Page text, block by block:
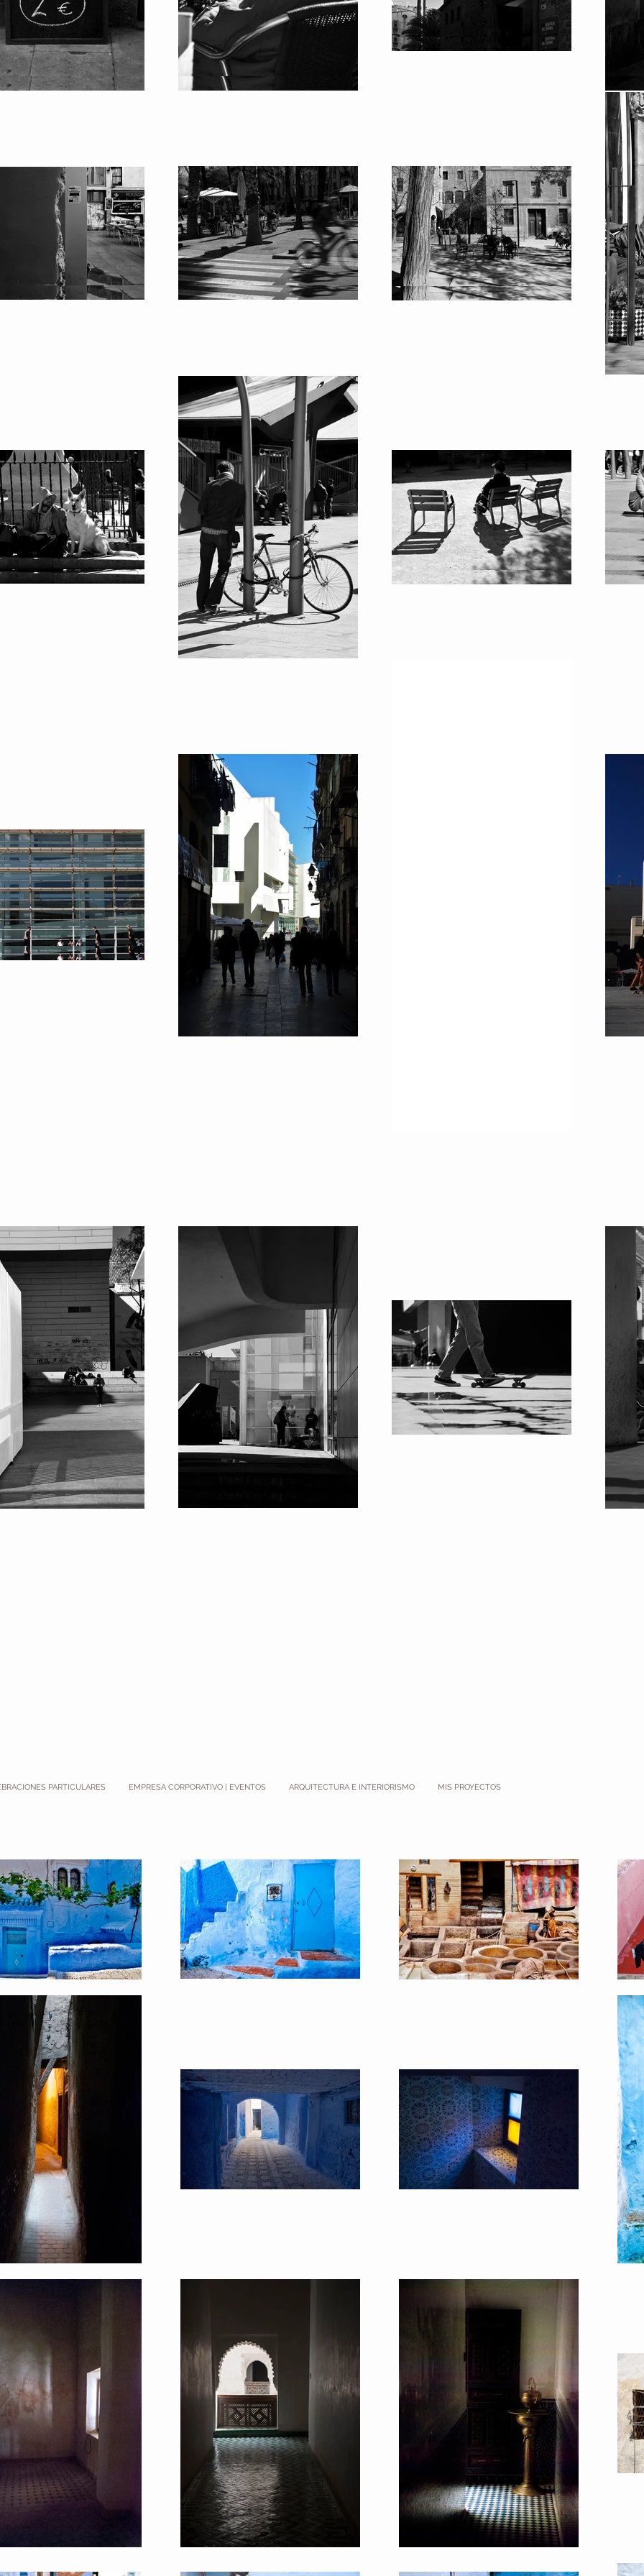
PARTICULARES EMPRESA CORPORATIVO | EVENTOS ARQUITECTURA E INTERIORISMO MIS PROYECTOS